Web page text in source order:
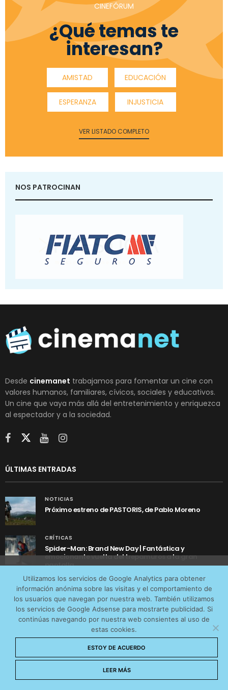
CINEFÓRUM
¿Qué temas te
interesan?
AMISTAD EDUCACIÓN
ESPERANZA INJUSTICIA
VER LISTADO COMPLETO
NOS PATROCINAN
Desde cinemanet trabajamos para fomentar un cine con
valores humanos, familiares, cívicos, sociales y educativos.
Un cine que vaya más allá del entretenimiento y enriquezca
al espectador y a la sociedad.
ÚLTIMAS ENTRADAS
NOTICIAS
Próximo estreno de PASTORIS, de Pablo Moreno
CRÍTICAS
Spider-Man: Brand New Day | Fantástica y
emocionante vuelta del trepamuros a la gran
pantalla
NOTICIAS
Tráiler de ‘Yo soy Rocky’, la sorprendente historia real
detrás de cómo Stallone se convirtió en Rocky
CONTACTO
Utilizamos los servicios de Google Analytics para obtener
información anónima sobre las visitas y el comportamiento de
los usuarios que navegan por nuestra web. También utilizamos
los servicios de Google Adsense para mostrarte publicidad. Si
continúas navegando por nuestra web consientes al uso de
estas cookies.
ESTOY DE ACUERDO
LEER MÁS
tráfico web que recibimos y conocer los servicios que
más os interesan. Puede cambiar las preferencias y
obtener más información sobre las cookies que
utilizamos en nuestra Política de cookies
Aceptar cookies
No permitir cookies